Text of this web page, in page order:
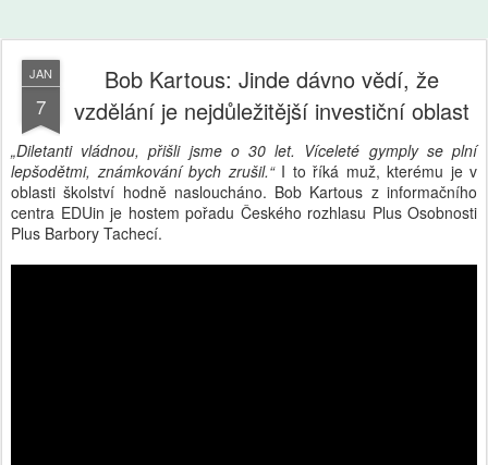
JAN
7
Bob Kartous: Jinde dávno vědí, že
vzdělání je nejdůležitější investiční oblast
„Diletanti vládnou, přišli jsme o 30 let. Víceleté gymply se plní
lepšodětmi, známkování bych zrušil.“I to říká muž, kterému je v
oblasti školství hodně nasloucháno. Bob Kartous z informačního
centra EDUin je hostem pořadu Českého rozhlasu Plus Osobnosti
Plus Barbory Tachecí.